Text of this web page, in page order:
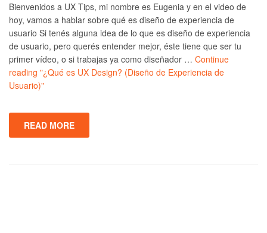
Bienvenidos a UX Tips, mi nombre es Eugenia y en el video de
hoy, vamos a hablar sobre qué es diseño de experiencia de
usuario Si tenés alguna idea de lo que es diseño de experiencia
de usuario, pero querés entender mejor, éste tiene que ser tu
primer vídeo, o si trabajas ya como diseñador … Continue
reading "¿Qué es UX Design? (Diseño de Experiencia de
Usuario)"
READ MORE